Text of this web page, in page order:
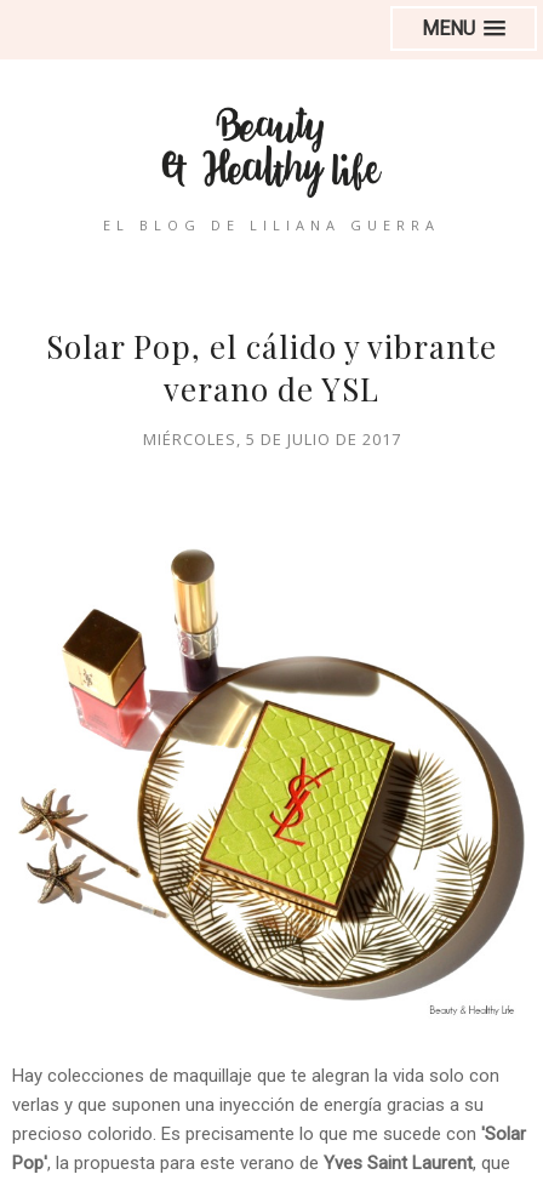
MENU
EL BLOG DE LILIANA GUERRA
Solar Pop, el cálido y vibrante
verano de YSL
MIÉRCOLES, 5 DE JULIO DE 2017
Hay colecciones de maquillaje que te alegran la vida solo con
verlas y que suponen una inyección de energía gracias a su
precioso colorido. Es precisamente lo que me sucede con 'Solar
Pop', la propuesta para este verano de Yves Saint Laurent, que